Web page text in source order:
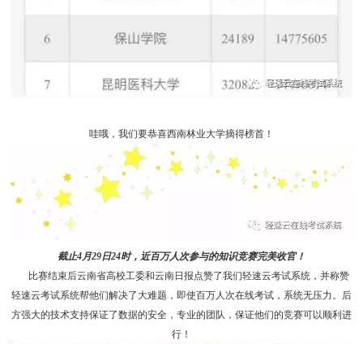
哇哦，我们要恭喜西南林业大学摘得榜首！
截止4月29日24时，近百万人次参与的知识竞赛完美收官！
比赛结束后云南省高校工委和云南日报点赞了我们轻速云考试系统 ，并称赞
轻速云考试系统帮他们解决了大难题，即使百万人次在线考试，系统无压力。后
方强大的技术支持保证了数据的安全，专业的团队，保证他们的竞赛可以顺利进
行！